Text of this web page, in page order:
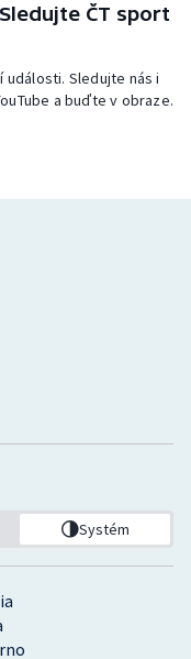
ČT sport
Sledujte nás i
a buďte v obraze.
Systém